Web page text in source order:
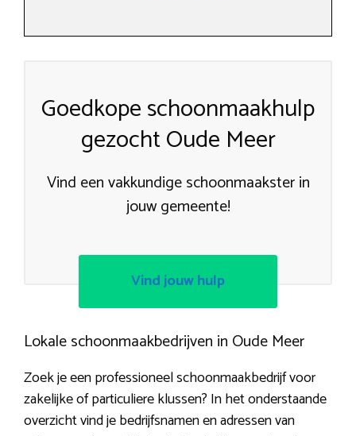
Goedkope schoonmaakhulp
gezocht Oude Meer
Vind een vakkundige schoonmaakster in
jouw gemeente!
Vind jouw hulp
Lokale schoonmaakbedrijven in Oude Meer
Zoek je een professioneel schoonmaakbedrijf voor
zakelijke of particuliere klussen? In het onderstaande
overzicht vind je bedrijfsnamen en adressen van